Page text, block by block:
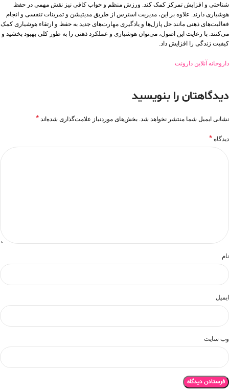
شناختی و افزایش تمرکز کمک کند. ورزش منظم و خواب کافی نیز نقش مهمی در حفظ
هوشیاری دارند. علاوه بر این، مدیریت استرس از طریق مدیتیشن و تمرینات تنفسی و انجام
فعالیت‌های ذهنی مانند حل پازل‌ها و یادگیری مهارت‌های جدید به حفظ و ارتقاء هوشیاری کمک
می‌کنند. با رعایت این اصول، می‌توان هوشیاری و عملکرد ذهنی را به طور کلی بهبود بخشید و
کیفیت زندگی را افزایش داد.
داروخانه آنلاین دارونت
دیدگاهتان را بنویسید
نشانی ایمیل شما منتشر نخواهد شد. بخش‌های موردنیاز علامت‌گذاری شده‌اند *
دیدگاه *
نام
ایمیل
وب‌ سایت